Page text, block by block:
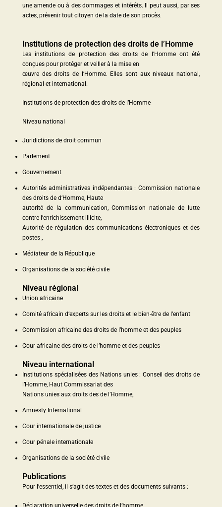
une amende ou à des dommages et intérêts. Il peut aussi, par ses
actes, prévenir tout citoyen de la date de son procès.
Institutions de protection des droits de l’Homme
Les institutions de protection des droits de l’Homme ont été
conçues pour protéger et veiller à la mise en
œuvre des droits de l’Homme. Elles sont aux niveaux national,
régional et international.
Institutions de protection des droits de l’Homme
Niveau national
Juridictions de droit commun
Parlement
Gouvernement
Autorités administratives indépendantes : Commission nationale
des droits de d’Homme, Haute
autorité de la communication, Commission nationale de lutte
contre l’enrichissement illicite,
Autorité de régulation des communications électroniques et des
postes ,
Médiateur de la République
Organisations de la société civile
Niveau régional
Union africaine
Comité africain d’experts sur les droits et le bien-être de l’enfant
Commission africaine des droits de l’homme et des peuples
Cour africaine des droits de l’homme et des peuples
Niveau international
Institutions spécialisées des Nations unies : Conseil des droits de
l’Homme, Haut Commissariat des
Nations unies aux droits des de l’Homme,
Amnesty International
Cour internationale de justice
Cour pénale internationale
Organisations de la société civile
Publications
Pour l’essentiel, il s’agit des textes et des documents suivants :